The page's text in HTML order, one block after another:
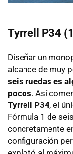
Tyrrell P34
Diseñar un
alcance de muy
seis ruedas es
pocos. Así
Tyrrell P34, el
Fórmula 1 de
concretamente
configuración